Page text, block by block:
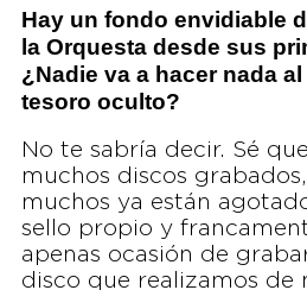
Hay un fondo envidiable
la Orquesta desde sus
¿Nadie va a hacer nada
tesoro oculto?
No te sabría decir. Sé
muchos discos
muchos ya están
sello propio y
apenas ocasión de
disco que realizamos de